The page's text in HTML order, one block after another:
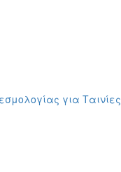
για Ταινίες